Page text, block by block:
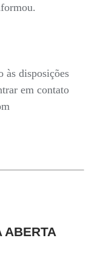
às disposições
em contato
ABERTA